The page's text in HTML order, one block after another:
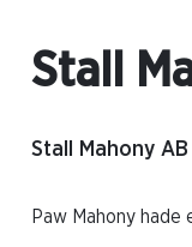
Stall
Stall Mahony
Paw Mahony